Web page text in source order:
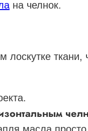
на челнок.
ткани,